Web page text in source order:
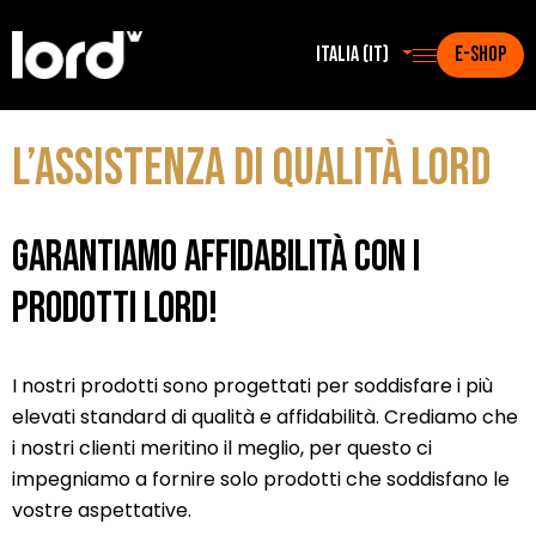
Italia (it) E-SHOP
L’assistenza di qualità LORD
Garantiamo affidabilità con i
prodotti LORD!
I nostri prodotti sono progettati per soddisfare i più
elevati standard di qualità e affidabilità. Crediamo che
i nostri clienti meritino il meglio, per questo ci
impegniamo a fornire solo prodotti che soddisfano le
vostre aspettative.